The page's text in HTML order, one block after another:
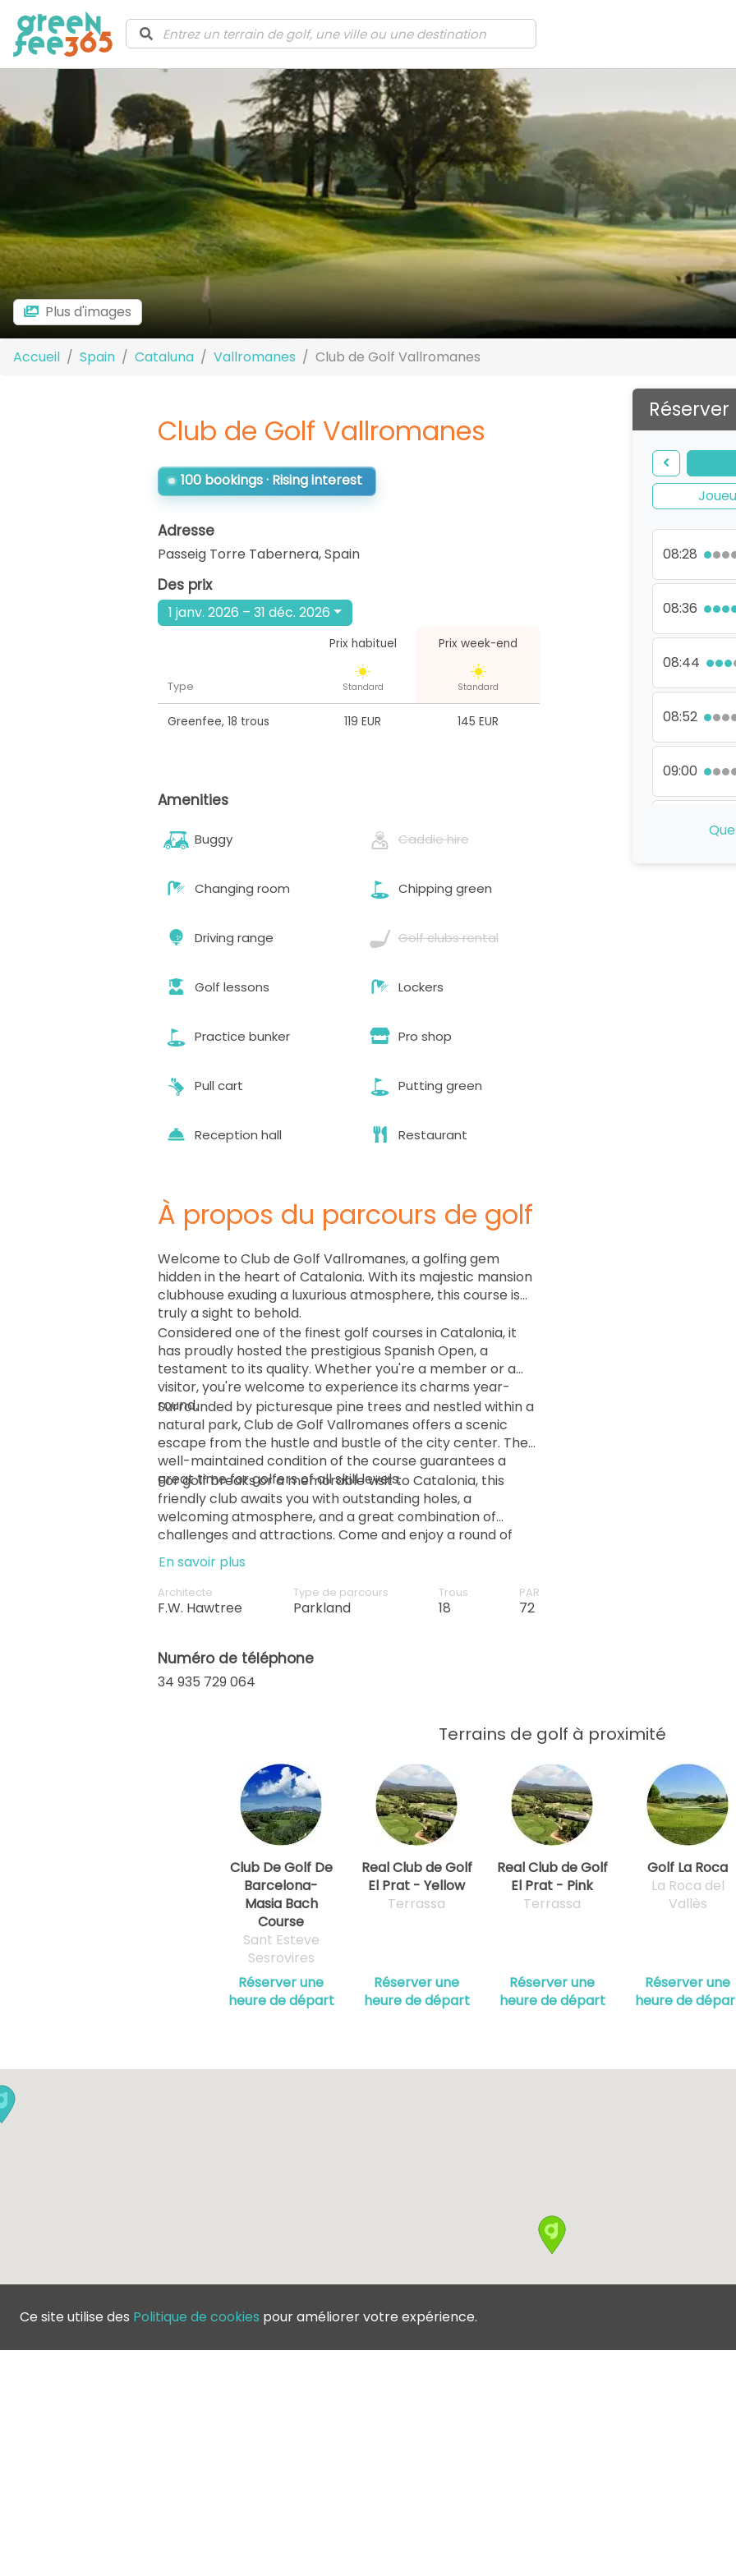
Plus d'images
Accueil Spain Cataluna Vallromanes Club de Golf Vallromanes
Club de Golf Vallromanes
100 bookings · Rising interest
Adresse
Passeig Torre Tabernera,Spain 08:28
08:36
08:44
08:52
09:00
Des prix
1 janv. 2026 – 31 déc. 2026
Prix habituel Prix week-end
Type Standard Standard
Greenfee, 18 trous 119 EUR 145 EUR
Amenities
Buggy Caddie hire
Changing room Chipping green
Driving range Golf clubs rental
Golf lessons Lockers
Practice bunker Pro shop
Pull cart Putting green
Reception hall Restaurant
À propos du parcours de golf
Welcome to Club de Golf Vallromanes, a golfing gem
hidden in the heart of Catalonia. With its majestic mansion
clubhouse exuding a luxurious atmosphere, this course is
truly a sight to behold.
Considered one of the finest golf courses in Catalonia, it
has proudly hosted the prestigious Spanish Open, a
testament to its quality. Whether you're a member or a
visitor, you're welcome to experience its charms year-
round.
Surrounded by picturesque pine trees and nestled within a
natural park, Club de Golf Vallromanes offers a scenic
escape from the hustle and bustle of the city center. The
well-maintained condition of the course guarantees a
great time for golfers of all skill levels.
For golf breaks or a memorable visit to Catalonia, this
friendly club awaits you with outstanding holes, a
welcoming atmosphere, and a great combination of
challenges and attractions. Come and enjoy a round of
golf in this idyllic setting—it's sure to be a highlight of your
time in Spain.
En savoir plus
Architecte
F.W. Hawtree
Type de parcours
Parkland
Trous
18
PAR
72
Numéro de téléphone
34 935 729 064
Terrains de golf à proximité
Club De Golf De
Barcelona-
Masia Bach
Course
Sant Esteve
Sesrovires
Réserver une
heure de départ
Real Club de Golf
El Prat - Yellow
Terrassa
Réserver une
heure de départ
Real Club de Golf
El Prat - Pink
Terrassa
Réserver une
heure de départ
Golf La Roca
La Roca del
Vallès
Réserver une
heure de
Ce site utilise des Politique de cookies pour améliorer votre expérience.